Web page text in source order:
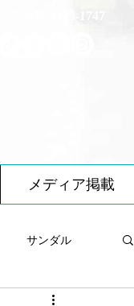
メディア掲載
サンダル